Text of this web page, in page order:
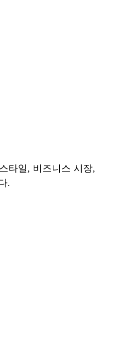
타일, 비즈니스 시장,
.